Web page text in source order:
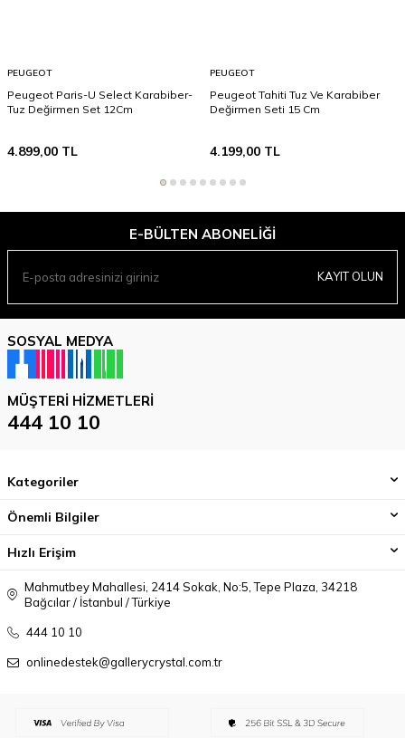
PEUGEOT
Peugeot Paris-U Select Karabiber-
Tuz Değirmen Set 12Cm
4.899,00 TL
PEUGEOT
Peugeot Tahiti Tuz Ve Karabiber
Değirmen Seti 15 Cm
4.199,00TL
E-BÜLTEN ABONELIĞI
KAYIT OLUN
SOSYAL MEDYA
MÜŞTERI HIZMETLERI
444 10 10
Kategoriler
Önemli Bilgiler
Hızlı Erişim
Mahmutbey Mahallesi, 2414 Sokak, No:5, Tepe Plaza, 34218
Bağcılar / İstanbul / Türkiye
444 10 10
onlinedestek@gallerycrystal.com.tr